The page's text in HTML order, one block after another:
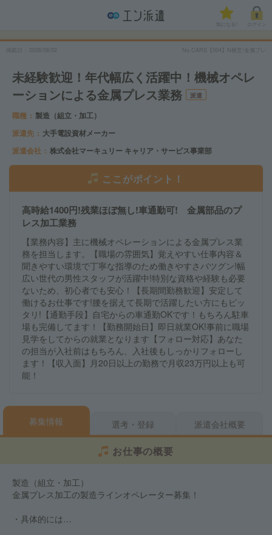
気になる!
No.CARS【004】N横芝/金属プレ
未経験歓迎！年代幅広く活躍中！機械オペレ
ーションによる金属プレス業務
派遣
職種
製造（組立・加工）
派遣先
大手電設資材メーカー
派遣会社
株式会社マーキュリー キャリア・サービス事業部
ここがポイント！
高時給1400円!残業ほぼ無し!車通勤可! 金属部品のプ
レス加工業務
【業務内容】主に機械オペレーションによる金属プレス業
務を担当します。【職場の雰囲気】覚えやすい仕事内容＆
聞きやすい環境で丁寧な指導のため働きやすさバツグン!幅
広い世代の男性スタッフが活躍中!特別な資格や経験も必要
ないため、初心者でも安心！【長期間勤務歓迎】安定して
働けるお仕事です!腰を据えて長期で活躍したい方にもピッ
タリ!【通勤手段】自宅からの車通勤OKです！もちろん駐車
場も完備してます！【勤務開始日】即日就業OK!事前に職場
見学をしてからの就業となります【フォロー対応】あなた
の担当が入社前はもちろん、入社後もしっかりフォローし
ます！【収入面】月20日以上の勤務で月収23万円以上も可
能！
募集情報 選考・登録 派遣会社概要
お仕事の概要
製造（組立・加工）
金属プレス加工の製造ラインオペレーター募集！
・具体的には…